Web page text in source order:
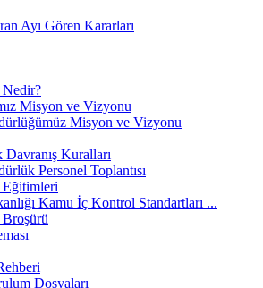
Ayı Gören Kararları
Misyon ve Vizyonu
Misyon ve Vizyonu
Kuralları
Personel Toplantısı
Kamu İç Kontrol Standartları ...
Dosyaları